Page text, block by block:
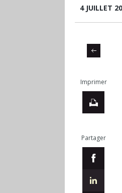
4 JUILLET
Imprimer
Partager